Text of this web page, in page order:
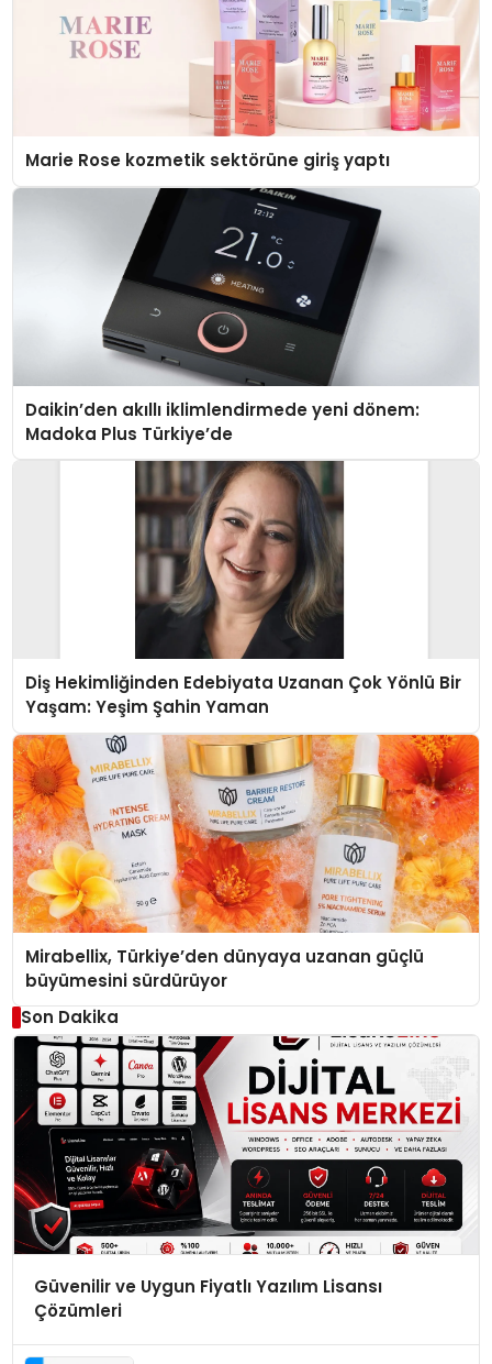
Marie Rose kozmetik sektörüne giriş yaptı
Daikin’den akıllı iklimlendirmede yeni dönem:
Madoka Plus Türkiye’de
Diş Hekimliğinden Edebiyata Uzanan Çok Yönlü Bir
Yaşam: Yeşim Şahin Yaman
Mirabellix, Türkiye’den dünyaya uzanan güçlü
büyümesini sürdürüyor
Son Dakika
Güvenilir ve Uygun Fiyatlı Yazılım Lisansı
Çözümleri